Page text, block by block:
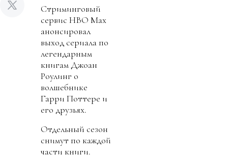
Стриминговый
сервис HBO Max
анонсировал
выход сериала по
легендарным
книгам Джоан
Роулинг о
волшебнике
Гарри Поттере и
его друзьях.
Отдельный сезон
снимут по каждой
части книги.